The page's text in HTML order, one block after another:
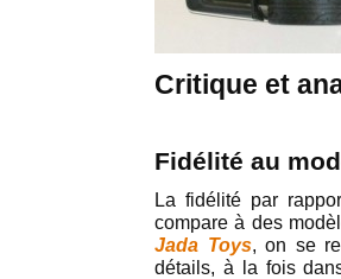
Critique et
Fidélité au
La fidélité par
compare à des
Jada Toys, on se
détails, à la fois